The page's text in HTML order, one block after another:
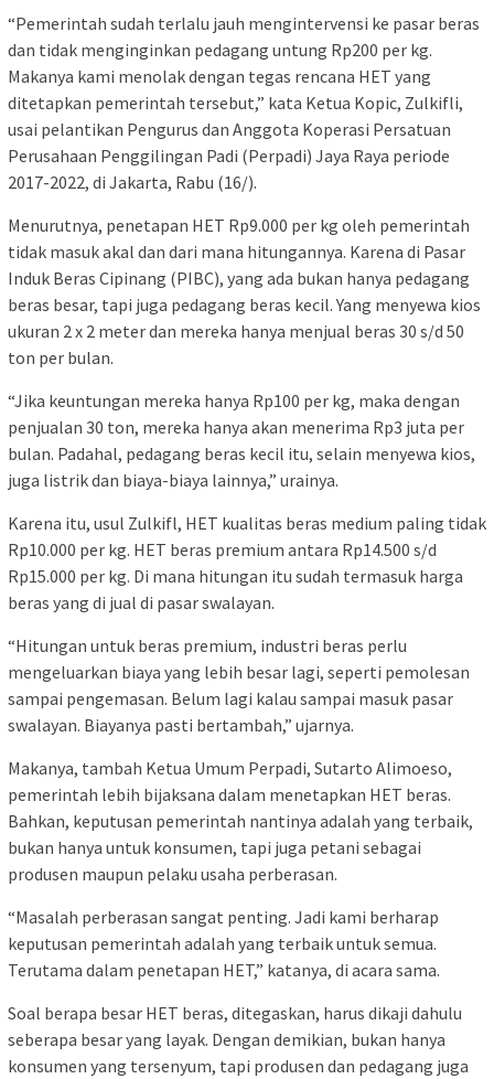
“Pemerintah sudah terlalu jauh mengintervensi ke pasar beras
dan tidak menginginkan pedagang untung Rp200 per kg.
Makanya kami menolak dengan tegas rencana HET yang
ditetapkan pemerintah tersebut,” kata Ketua Kopic, Zulkifli,
usai pelantikan Pengurus dan Anggota Koperasi Persatuan
Perusahaan Penggilingan Padi (Perpadi) Jaya Raya periode
2017-2022, di Jakarta, Rabu (16/).
Menurutnya, penetapan HET Rp9.000 per kg oleh pemerintah
tidak masuk akal dan dari mana hitungannya. Karena di Pasar
Induk Beras Cipinang (PIBC), yang ada bukan hanya pedagang
beras besar, tapi juga pedagang beras kecil. Yang menyewa kios
ukuran 2 x 2 meter dan mereka hanya menjual beras 30 s/d 50
ton per bulan.
“Jika keuntungan mereka hanya Rp100 per kg, maka dengan
penjualan 30 ton, mereka hanya akan menerima Rp3 juta per
bulan. Padahal, pedagang beras kecil itu, selain menyewa kios,
juga listrik dan biaya-biaya lainnya,” urainya.
Karena itu, usul Zulkifl, HET kualitas beras medium paling tidak
Rp10.000 per kg. HET beras premium antara Rp14.500 s/d
Rp15.000 per kg. Di mana hitungan itu sudah termasuk harga
beras yang di jual di pasar swalayan.
“Hitungan untuk beras premium, industri beras perlu
mengeluarkan biaya yang lebih besar lagi, seperti pemolesan
sampai pengemasan. Belum lagi kalau sampai masuk pasar
swalayan. Biayanya pasti bertambah,” ujarnya.
Makanya, tambah Ketua Umum Perpadi, Sutarto Alimoeso,
pemerintah lebih bijaksana dalam menetapkan HET beras.
Bahkan, keputusan pemerintah nantinya adalah yang terbaik,
bukan hanya untuk konsumen, tapi juga petani sebagai
produsen maupun pelaku usaha perberasan.
“Masalah perberasan sangat penting. Jadi kami berharap
keputusan pemerintah adalah yang terbaik untuk semua.
Terutama dalam penetapan HET,” katanya, di acara sama.
Soal berapa besar HET beras, ditegaskan, harus dikaji dahulu
seberapa besar yang layak. Dengan demikian, bukan hanya
konsumen yang tersenyum, tapi produsen dan pedagang juga